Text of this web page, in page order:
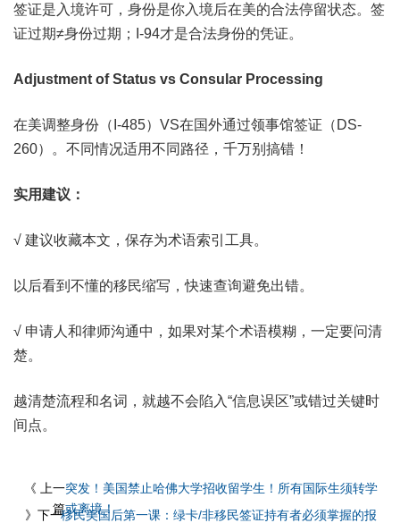
签证是入境许可，身份是你入境后在美的合法停留状态。签
证过期≠身份过期；I-94才是合法身份的凭证。
Adjustment of Status vs Consular Processing
在美调整身份（I-485）VS在国外通过领事馆签证（DS-
260）。不同情况适用不同路径，千万别搞错！
实用建议：
√ 建议收藏本文，保存为术语索引工具。
以后看到不懂的移民缩写，快速查询避免出错。
√ 申请人和律师沟通中，如果对某个术语模糊，一定要问清
楚。
越清楚流程和名词，就越不会陷入“信息误区”或错过关键时
间点。
《 上一
篇
突发！美国禁止哈佛大学招收留学生！所有国际生须转学
或离境！
》下一移民美国后第一课：绿卡/非移民签证持有者必须掌握的报